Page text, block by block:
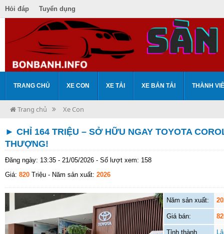
Hỏi đáp Tuyển dụng
TRANG CHỦ XE CON XE TẢI XE BÁN TẢI THÀNH
Trang chủ Xe Con
► CHỈ 164 TRIỆU – SỞ HỮU NGAY TOYOTA
THƯỢNG!
Đăng ngày: 13:35 - 21/05/2026 - Số lượt xem: 158
Giá: 820 Triệu - Năm sản xuất: 2026
Năm sản xuất:
Giá bán:
Tỉnh thành